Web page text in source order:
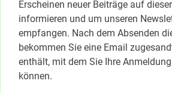
Erscheinen neuer Beiträge auf
informieren und um unseren
empfangen. Nach dem Absenden
bekommen Sie eine Email
enthält, mit dem Sie Ihre
können.